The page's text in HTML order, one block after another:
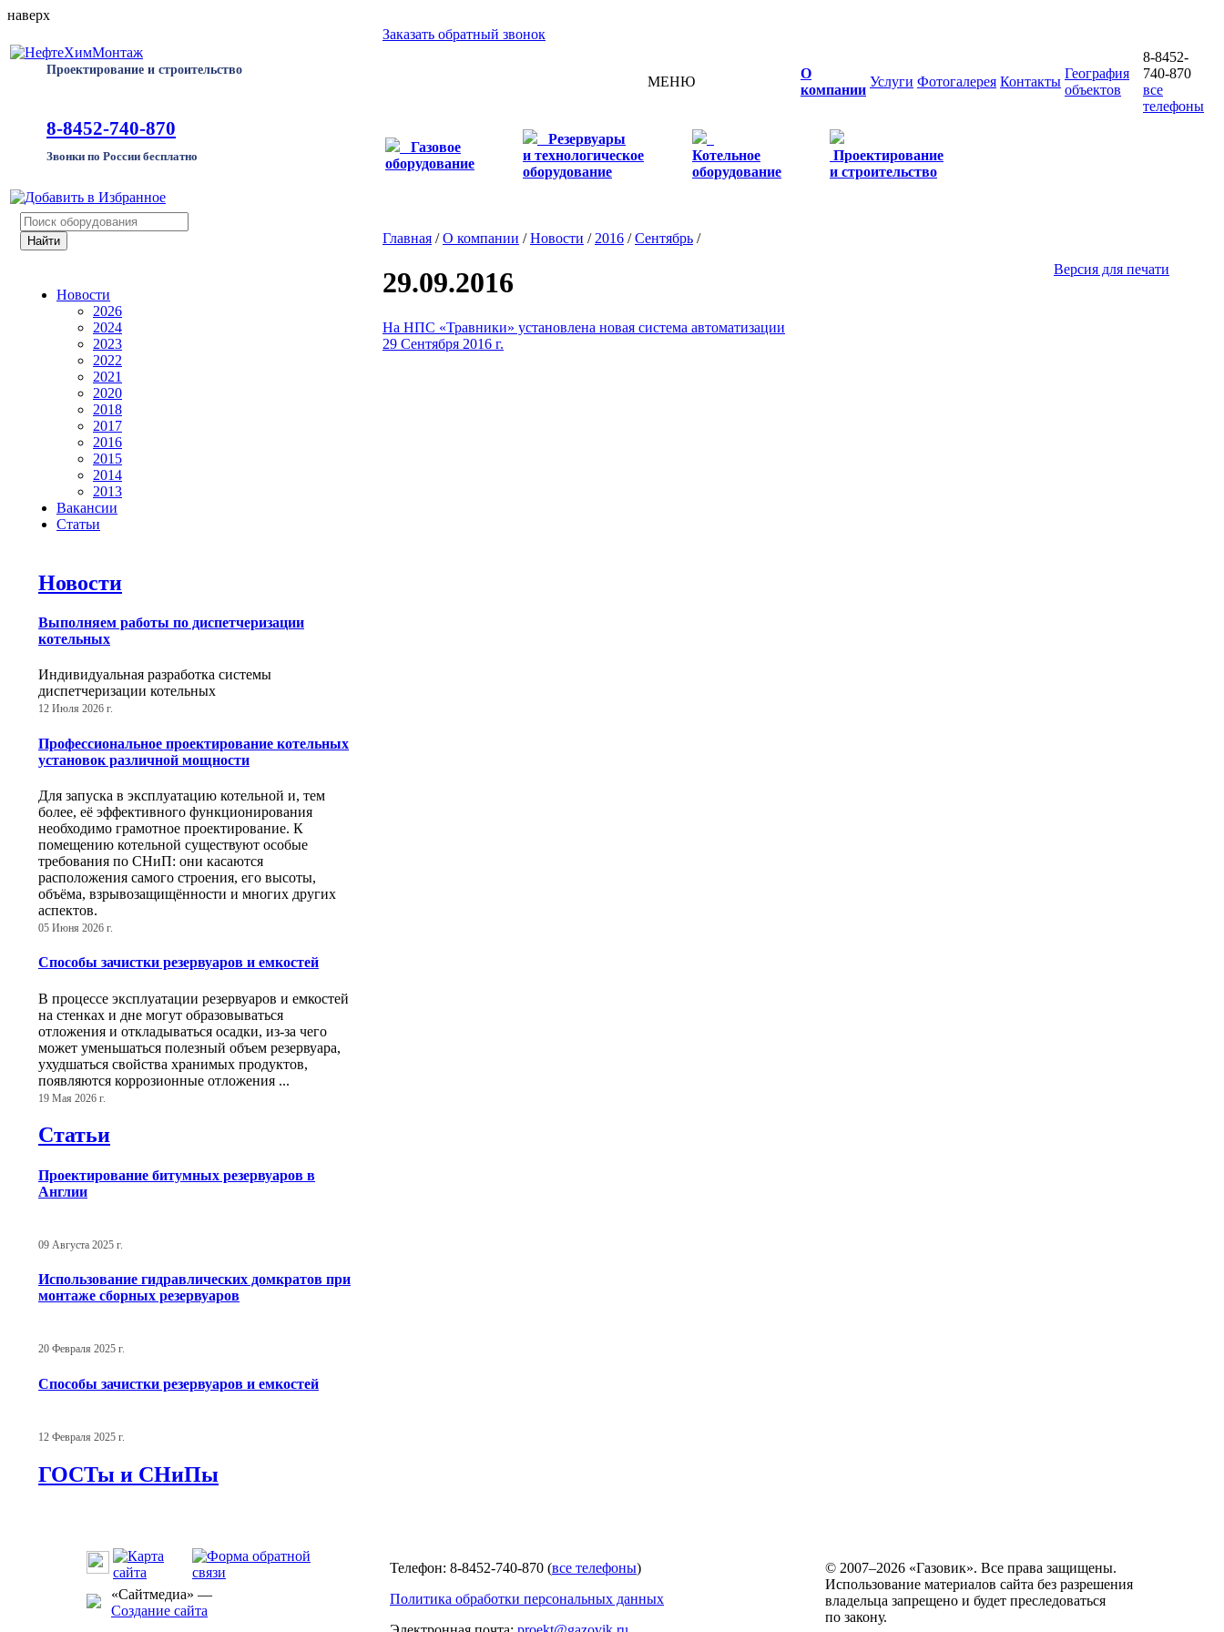
наверх
Проектирование и строительство
8-8452-740-870
Звонки по России бесплатно
Заказать обратный звонок
МЕНЮ
О
компании
Услуги Фотогалерея Контакты
География
объектов
8-8452-
740-870
все
телефоны
Газовое
оборудование
Резервуары
и технологическое
оборудование
Котельное
оборудование
Проектирование
и строительство
Новости
2026
2024
2023
2022
2021
2020
2018
2017
2016
2015
2014
2013
Вакансии
Статьи
Новости
Выполняем работы по диспетчеризации
котельных
Индивидуальная разработка системы
диспетчеризации котельных
12 Июля 2026 г.
Профессиональное проектирование котельных
установок различной мощности
Для запуска в эксплуатацию котельной и, тем
более, её эффективного функционирования
необходимо грамотное проектирование. К
помещению котельной существуют особые
требования по СНиП: они касаются
расположения самого строения, его высоты,
объёма, взрывозащищённости и многих других
аспектов.
05 Июня 2026 г.
Способы зачистки резервуаров и емкостей
В процессе эксплуатации резервуаров и емкостей
на стенках и дне могут образовываться
отложения и откладываться осадки, из-за чего
может уменьшаться полезный объем резервуара,
ухудшаться свойства хранимых продуктов,
появляются коррозионные отложения ...
19 Мая 2026 г.
Статьи
Проектирование битумных резервуаров в
Англии
09 Августа 2025 г.
Использование гидравлических домкратов при
монтаже сборных резервуаров
20 Февраля 2025 г.
Способы зачистки резервуаров и емкостей
12 Февраля 2025 г.
ГОСТы и СНиПы
Главная /О компании /Новости / 2016 /Сентябрь /
Версия для печати
29.09.2016
На НПС «Травники» установлена новая система автоматизации
29 Сентября 2016 г.
«Сайтмедиа» —
Создание сайта
Телефон: 8-8452-740-870 (все телефоны)
Политика обработки персональных данных
© 2007–2026 «Газовик». Все права защищены.
Использование материалов сайта без разрешения
владельца запрещено и будет преследоваться
по закону.